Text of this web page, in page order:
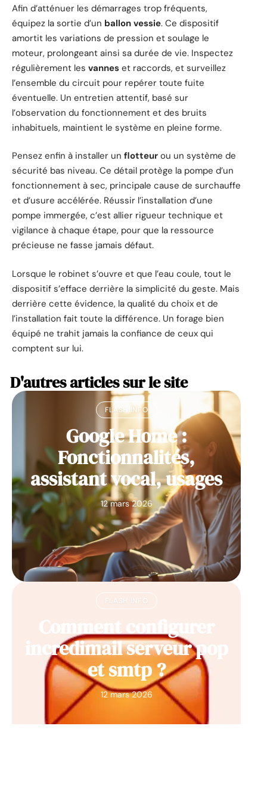
Afin d’atténuer les démarrages trop fréquents,
équipez la sortie d’un ballon vessie. Ce dispositif
amortit les variations de pression et soulage le
moteur, prolongeant ainsi sa durée de vie. Inspectez
régulièrement les vannes et raccords, et surveillez
l’ensemble du circuit pour repérer toute fuite
éventuelle. Un entretien attentif, basé sur
l’observation du fonctionnement et des bruits
inhabituels, maintient le système en pleine forme.
Pensez enfin à installer un flotteur ou un système de
sécurité bas niveau. Ce détail protège la pompe d’un
fonctionnement à sec, principale cause de surchauffe
et d’usure accélérée. Réussir l’installation d’une
pompe immergée, c’est allier rigueur technique et
vigilance à chaque étape, pour que la ressource
précieuse ne fasse jamais défaut.
Lorsque le robinet s’ouvre et que l’eau coule, tout le
dispositif s’efface derrière la simplicité du geste. Mais
derrière cette évidence, la qualité du choix et de
l’installation fait toute la différence. Un forage bien
équipé ne trahit jamais la confiance de ceux qui
comptent sur lui.
D'autres articles sur le site
FLASH INFO
Google Home :
Fonctionnalités,
assistant vocal, usages
12 mars 2026
FLASH INFO
Comment configurer
incredimail serveur pop
et smtp ?
12 mars 2026